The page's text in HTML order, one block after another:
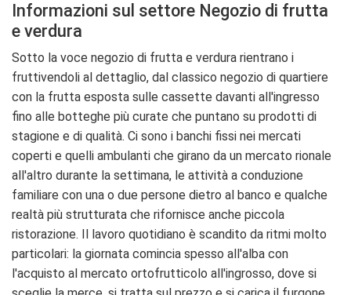
Informazioni sul settore Negozio di frutta
e verdura
Sotto la voce negozio di frutta e verdura rientrano i
fruttivendoli al dettaglio, dal classico negozio di quartiere
con la frutta esposta sulle cassette davanti all'ingresso
fino alle botteghe più curate che puntano su prodotti di
stagione e di qualità. Ci sono i banchi fissi nei mercati
coperti e quelli ambulanti che girano da un mercato rionale
all'altro durante la settimana, le attività a conduzione
familiare con una o due persone dietro al banco e qualche
realtà più strutturata che rifornisce anche piccola
ristorazione. Il lavoro quotidiano è scandito da ritmi molto
particolari: la giornata comincia spesso all'alba con
l'acquisto al mercato ortofrutticolo all'ingrosso, dove si